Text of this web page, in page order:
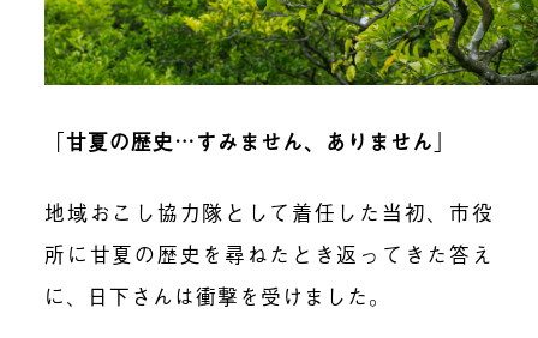
「甘夏の歴史…すみません、ありません 」
地域おこし協力隊として着任した当初、市役
所に甘夏の歴史を尋ねたとき返ってきた答え
に、日下さんは衝撃を受けました。